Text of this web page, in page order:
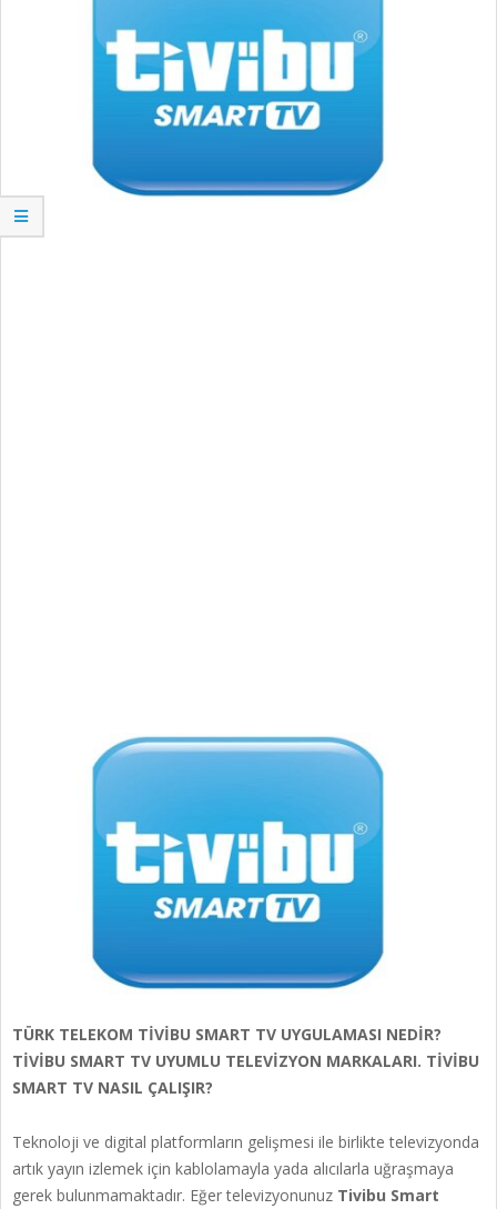
TÜRK TELEKOM TİVİBU SMART TV UYGULAMASI NEDİR?
TİVİBU SMART TV UYUMLU TELEVİZYON MARKALARI. TİVİBU
SMART TV NASIL ÇALIŞIR?
Teknoloji ve digital platformların gelişmesi ile birlikte televizyonda
artık yayın izlemek için kablolamayla yada alıcılarla uğraşmaya
gerek bulunmamaktadır. Eğer televizyonunuz Tivibu Smart